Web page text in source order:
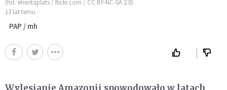
(fot. elrentaplats / flickr.com / CC BY-NC-SA 2.0)
13 lat temu
PAP / mh